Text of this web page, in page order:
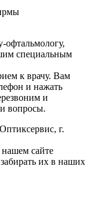
офтальмологу,
специальным
к врачу. Вам
и нажать
и
вопросы.
г.
сайте
их в наших